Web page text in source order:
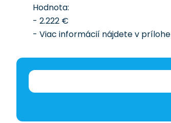
Hodnota:
- 2.222 €
- Viac informácií nájdete v prílohe